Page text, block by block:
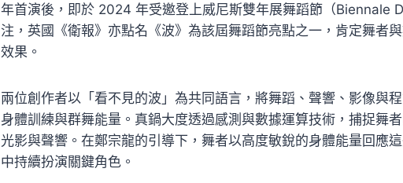
年首演後，即於 2024 年受邀登上威尼斯雙年展舞蹈節（Biennale
注，英國《衛報》亦點名《波》為該屆舞蹈節亮點之一，肯定舞者
效果。
兩位創作者以「看不見的波」為共同語言，將舞蹈、聲響、影像與
身體訓練與群舞能量。真鍋大度透過感測與數據運算技術，捕捉舞
光影與聲響。在鄭宗龍的引導下，舞者以高度敏銳的身體能量回應
中持續扮演關鍵角色。